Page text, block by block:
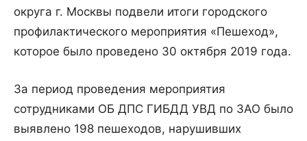
округа г. Москвы подвели итоги городского
профилактического мероприятия «Пешеход»,
которое было проведено 30 октября 2019 года.
За период проведения мероприятия
сотрудниками ОБ ДПС ГИБДД УВД по ЗАО было
выявлено 198 пешеходов, нарушивших